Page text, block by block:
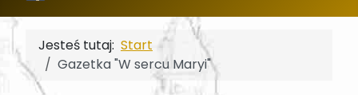
Jesteś tutaj: Start
Gazetka "W sercu Maryi"